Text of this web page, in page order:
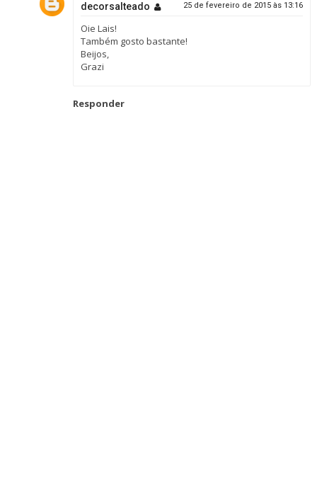
decorsalteado 25 de fevereiro de 2015 às 13:16
Oie Lais!
Também gosto bastante!
Beijos,
Grazi
Responder